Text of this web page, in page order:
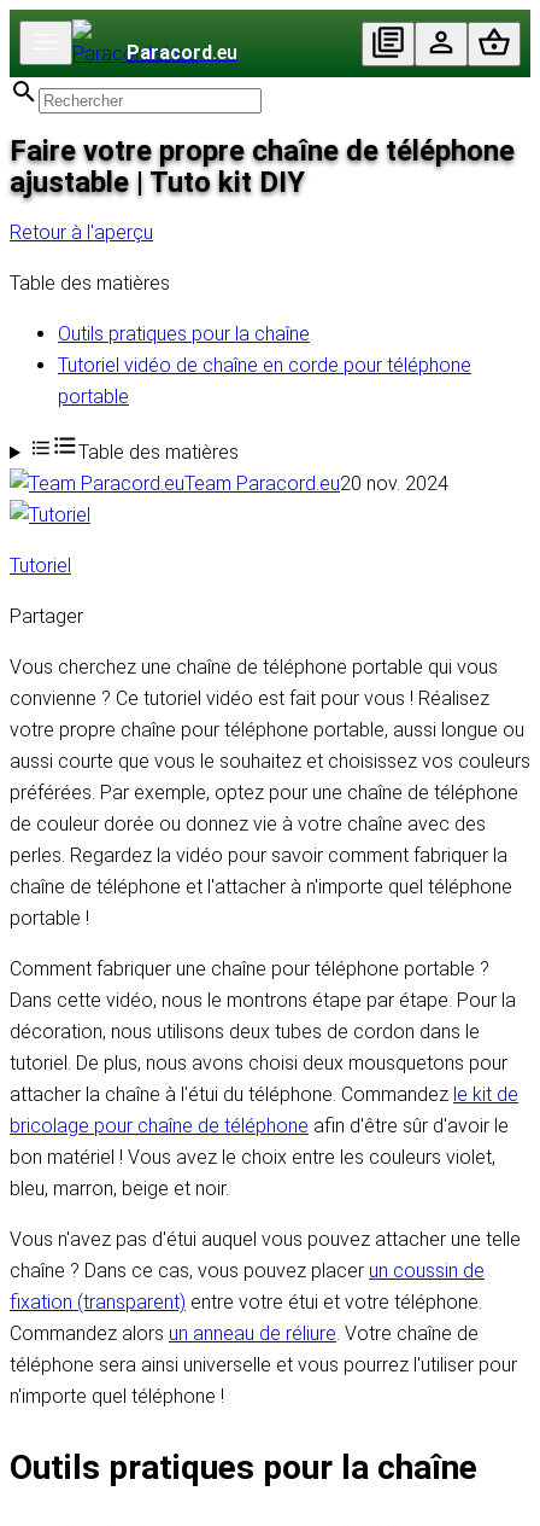
Paracord.eu
Faire votre propre chaîne de téléphone
ajustable | Tuto kit DIY
Retour à l'aperçu
Table des matières
Outils pratiques pour la chaîne
Tutoriel vidéo de chaîne en corde pour téléphone
portable
Table des matières
Team Paracord.eu20 nov. 2024
Tutoriel
Partager
Vous cherchez une chaîne de téléphone portable qui vous
convienne ? Ce tutoriel vidéo est fait pour vous ! Réalisez
votre propre chaîne pour téléphone portable, aussi longue ou
aussi courte que vous le souhaitez et choisissez vos couleurs
préférées. Par exemple, optez pour une chaîne de téléphone
de couleur dorée ou donnez vie à votre chaîne avec des
perles. Regardez la vidéo pour savoir comment fabriquer la
chaîne de téléphone et l'attacher à n'importe quel téléphone
portable !
Comment fabriquer une chaîne pour téléphone portable ?
Dans cette vidéo, nous le montrons étape par étape. Pour la
décoration, nous utilisons deux tubes de cordon dans le
tutoriel. De plus, nous avons choisi deux mousquetons pour
attacher la chaîne à l'étui du téléphone. Commandez le kit de
bricolage pour chaîne de téléphone afin d'être sûr d'avoir le
bon matériel ! Vous avez le choix entre les couleurs violet,
bleu, marron, beige et noir.
Vous n'avez pas d'étui auquel vous pouvez attacher une telle
chaîne ? Dans ce cas, vous pouvez placer un coussin de
fixation (transparent) entre votre étui et votre téléphone.
Commandez alors un anneau de réliure. Votre chaîne de
téléphone sera ainsi universelle et vous pourrez l'utiliser pour
n'importe quel téléphone !
Outils pratiques pour la chaîne